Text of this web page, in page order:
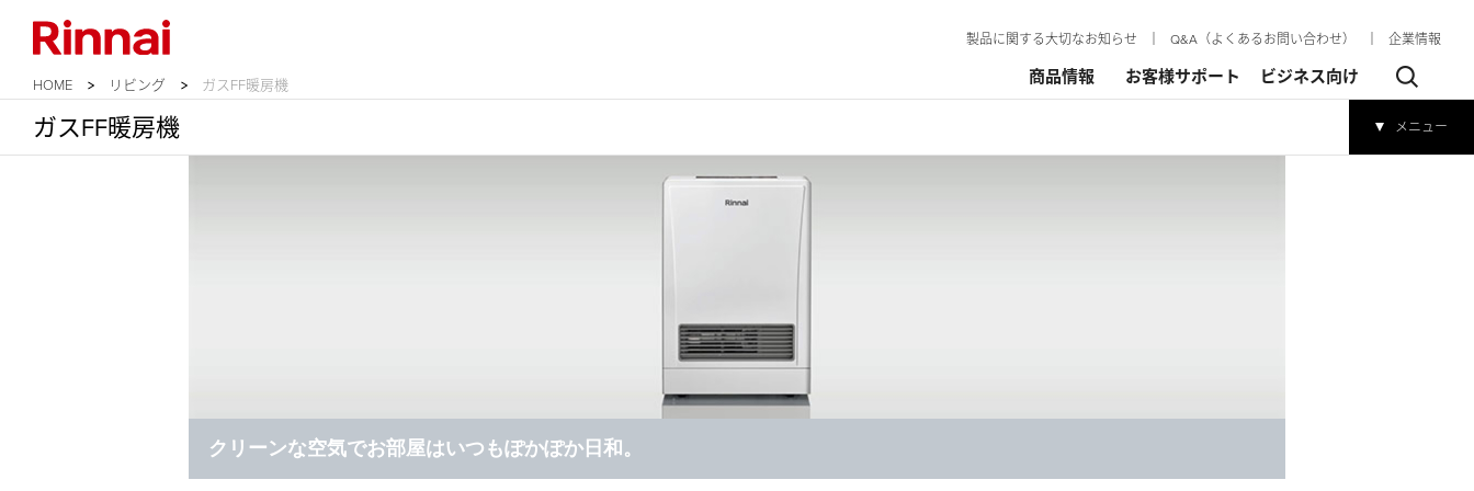
製品に関する大切なお知らせ Q&A（よくあるお問い合わせ） 企業情報
商品情報 お客様サポート ビジネス向け
HOME リビング ガスFF暖房機
ガスFF暖房機 メニュー
クリーンな空気でお部屋はいつもぽかぽか日和。